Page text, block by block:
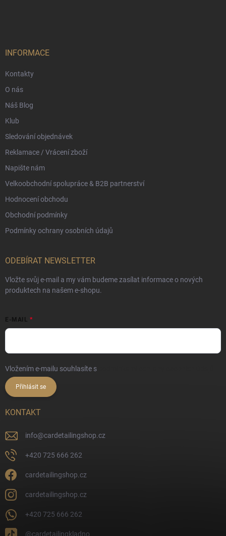
INFORMACE
Kontakty
O nás
Náš Blog
Klub
Sledování objednávek
Reklamace / Vrácení zboží
Napište nám
Velkoobchodní spolupráce & B2B partnerství
Hodnocení obchodu
Obchodní podmínky
Podmínky ochrany osobních údajů
ODEBÍRAT NEWSLETTER
Vložte svůj e-mail a my vám budeme zasílat informace o nových
produktech na našem e-shopu.
E-MAIL
Vložením e-mailu souhlasíte s
Přihlásit se
KONTAKT
info@cardetailingshop.cz
+420 725 666 262
cardetailingshop.cz
cardetailingshop.cz
+420 725 666 262
@cardetailingkladno